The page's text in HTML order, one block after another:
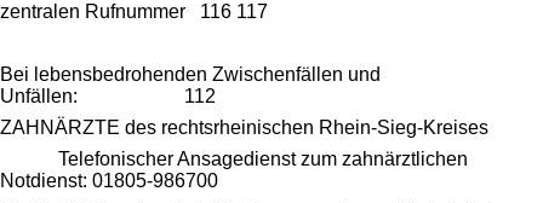
zentralen Rufnummer 116 117
Bei lebensbedrohenden Zwischenfällen und
Unfällen: 112
ZAHNÄRZTE des rechtsrheinischen Rhein-Sieg-Kreises
Telefonischer Ansagedienst zum zahnärztlichen
Notdienst: 01805-986700